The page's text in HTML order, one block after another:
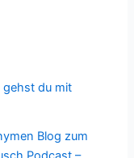
gehst du mit
Blog zum